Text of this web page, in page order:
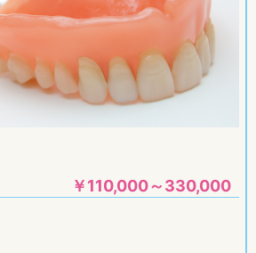
￥110,000～330,000